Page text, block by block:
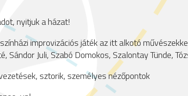
nyitjuk a házat!
improvizációs játék az itt alkotó
Juli, Szabó Domokos, Szalontay Tünde,
sztorik, személyes nézőpontok